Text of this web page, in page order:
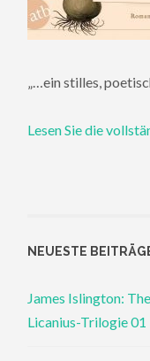
„…ein stilles,
Lesen Sie die
NEUESTE
James Islington:
Licanius-Trilogie 01